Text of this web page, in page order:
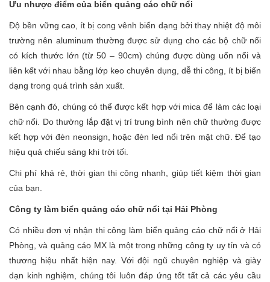
Ưu nhược điểm của biển quảng cáo chữ nổi
Độ bền vững cao, ít bị cong vênh biến dạng bởi thay nhiệt độ môi
trường nên aluminum thường được sử dụng cho các bộ chữ nổi
có kích thước lớn (từ 50 – 90cm) chúng được dùng uốn nổi và
liên kết với nhau bằng lớp keo chuyên dụng, dễ thi công, ít bị biến
dạng trong quá trình sản xuất.
Bên cạnh đó, chúng có thể được kết hợp với mica để làm các loại
chữ nổi. Do thường lắp đặt vị trí trung bình nên chữ thường được
kết hợp với đèn neonsign, hoặc đèn led nổi trên mặt chữ. Để tạo
hiệu quả chiếu sáng khi trời tối.
Chi phí khá rẻ, thời gian thi công nhanh, giúp tiết kiệm thời gian
của bạn.
Công ty làm biển quảng cáo chữ nổi tại Hải Phòng
Có nhiều đơn vị nhận thi công làm biển quảng cáo chữ nổi ở Hải
Phòng, và quảng cáo MX là một trong những công ty uy tín và có
thương hiệu nhất hiện nay. Với đội ngũ chuyên nghiệp và giày
dạn kinh nghiệm, chúng tôi luôn đáp ứng tốt tất cả các yêu cầu